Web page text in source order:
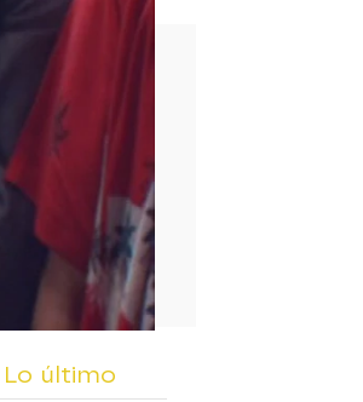
Lo último